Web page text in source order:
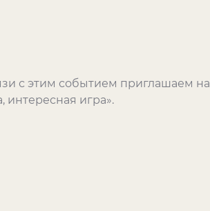
с этим событием приглашаем на
интересная игра».